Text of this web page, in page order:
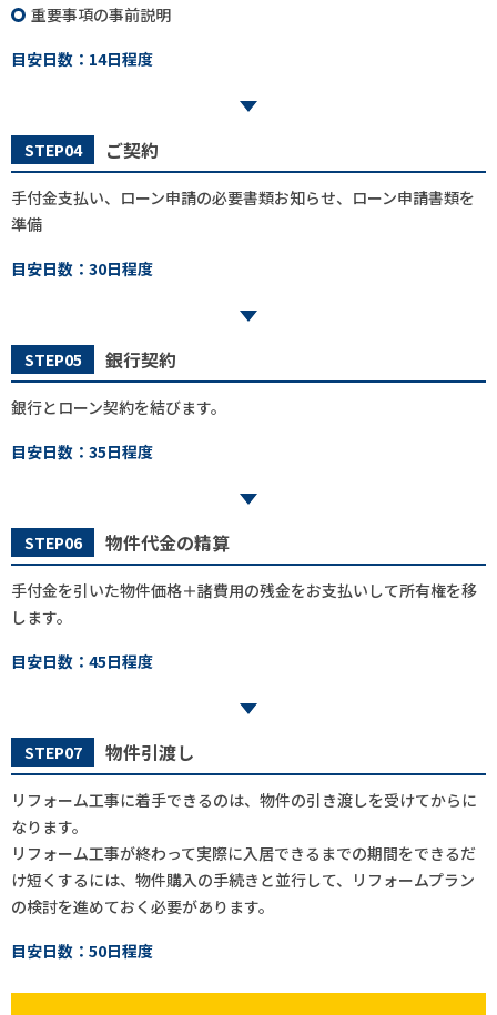
重要事項の事前説明
目安日数：14日程度
STEP04 ご契約
手付金支払い、ローン申請の必要書類お知らせ、ローン申請書類を
準備
目安日数：30日程度
STEP05 銀行契約
銀行とローン契約を結びます。
目安日数：35日程度
STEP06 物件代金の精算
手付金を引いた物件価格＋諸費用の残金をお支払いして所有権を移
します。
目安日数：45日程度
STEP07 物件引渡し
リフォーム工事に着手できるのは、物件の引き渡しを受けてからに
なります。
リフォーム工事が終わって実際に入居できるまでの期間をできるだ
け短くするには、物件購入の手続きと並行して、リフォームプラン
の検討を進めておく必要があります。
目安日数：50日程度